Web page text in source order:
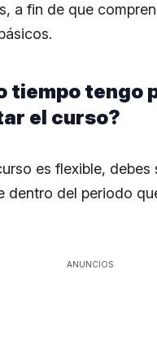
a fin de que
tiempo tengo
el curso?
es flexible, debes
dentro del periodo
ANUNCIOS